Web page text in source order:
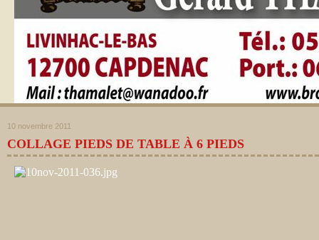
10 novembre 2011
COLLAGE PIEDS DE TABLE À 6 PIEDS